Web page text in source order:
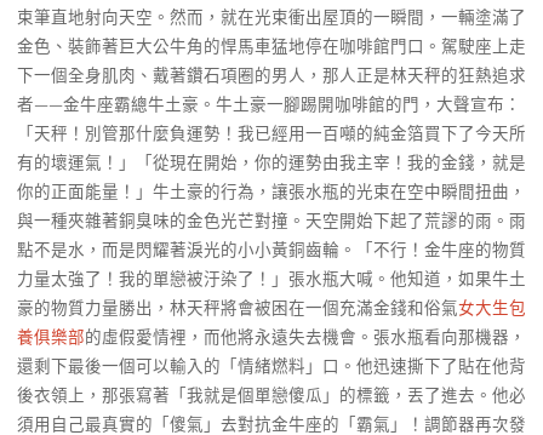
束筆直地射向天空。然而，就在光束衝出屋頂的一瞬間，一輛塗滿了
金色、裝飾著巨大公牛角的悍馬車猛地停在咖啡館門口。駕駛座上走
下一個全身肌肉、戴著鑽石項圈的男人，那人正是林天秤的狂熱追求
者——金牛座霸總牛土豪。牛土豪一腳踢開咖啡館的門，大聲宣布：
「天秤！別管那什麼負運勢！我已經用一百噸的純金箔買下了今天所
有的壞運氣！」「從現在開始，你的運勢由我主宰！我的金錢，就是
你的正面能量！」牛土豪的行為，讓張水瓶的光束在空中瞬間扭曲，
與一種夾雜著銅臭味的金色光芒對撞。天空開始下起了荒謬的雨。雨
點不是水，而是閃耀著淚光的小小黃銅齒輪。「不行！金牛座的物質
力量太強了！我的單戀被汙染了！」張水瓶大喊。他知道，如果牛土
豪的物質力量勝出，林天秤將會被困在一個充滿金錢和俗氣女大生包
養俱樂部的虛假愛情裡，而他將永遠失去機會。張水瓶看向那機器，
還剩下最後一個可以輸入的「情緒燃料」口。他迅速撕下了貼在他背
後衣領上，那張寫著「我就是個單戀傻瓜」的標籤，丟了進去。他必
須用自己最真實的「傻氣」去對抗金牛座的「霸氣」！調節器再次發